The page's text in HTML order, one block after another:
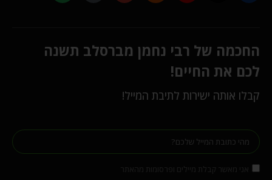
החכמה של רבי נחמן מברסלב תשנה
לכם את החיים!
קבלו אותה ישירות לתיבת המייל!